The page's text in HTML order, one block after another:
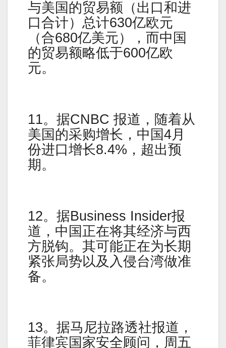
与美国的贸易额（出口和进
口合计）总计630亿欧元
（合680亿美元），而中国
的贸易额略低于600亿欧
元。
11。据CNBC 报道，随着从
美国的采购增长，中国4月
份进口增长8.4%，超出预
期。
12。据Business Insider报
道，中国正在将其经济与西
方脱钩。其可能正在为长期
紧张局势以及入侵台湾做准
备。
13。据马尼拉路透社报道，
菲律宾国家安全顾问，周五